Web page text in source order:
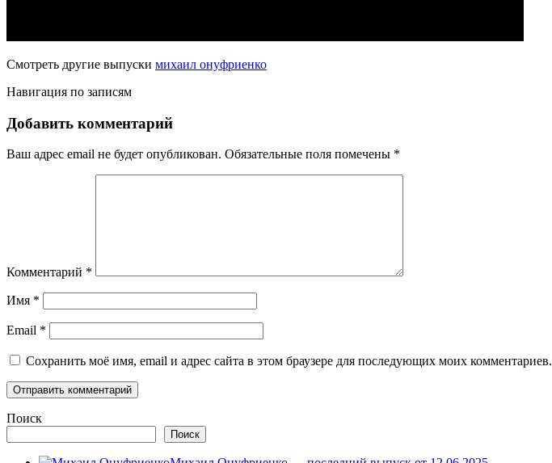
Смотреть другие выпуски михаил онуфриенко
Навигация по записям
Добавить комментарий
Ваш адрес email не будет опубликован. Обязательные поля помечены *
Комментарий *
Имя *
Email *
Сохранить моё имя, email и адрес сайта в этом браузере для последующих моих комментариев.
Поиск
Поиск